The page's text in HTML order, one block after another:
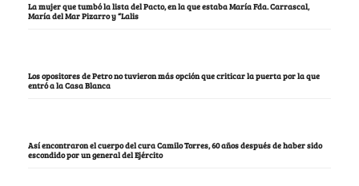
La mujer que tumbó la lista del Pacto, en la que estaba María Fda. Carrascal,
María del Mar Pizarro y “Lalis
Los opositores de Petro no tuvieron más opción que criticar la puerta por la que
entró a la Casa Blanca
Así encontraron el cuerpo del cura Camilo Torres, 60 años después de haber sido
escondido por un general del Ejército